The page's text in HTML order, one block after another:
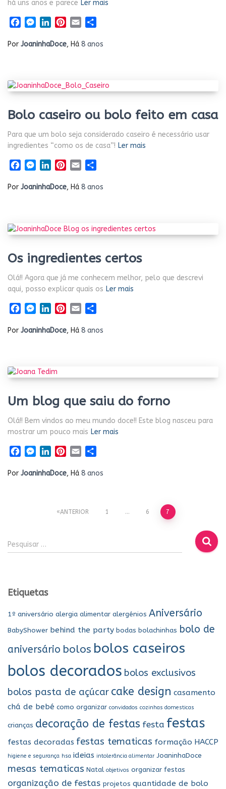
há uns anos e parece Ler mais
Facebook
Messenger
LinkedInPinterest
Email
Por JoaninhaDoce, Há 8 anos
Bolo caseiro ou bolo feito em casa
Para que um bolo seja considerado caseiro é necessário usar
ingredientes “como os de casa”! Ler mais
Facebook
Messenger
LinkedInPinterest
Email
Por JoaninhaDoce, Há 8 anos
Os ingredientes certos
Olá!! Agora que já me conhecem melhor, pelo que descrevi
aqui, posso explicar quais os Ler mais
Facebook
Messenger
LinkedInPinterest
Email
Por JoaninhaDoce, Há 8 anos
Um blog que saiu do forno
Olá!! Bem vindos ao meu mundo doce!! Este blog nasceu para
mostrar um pouco mais Ler mais
Facebook
Messenger
LinkedInPinterest
Email
Por JoaninhaDoce, Há 8 anos
Paginação
dos
ANTERIOR 1 … 6 7
P
e
a
r
o
Pesquisar …
Etiquetas
1º aniversário alergia alimentar alergénios Aniversário
BabyShower behind the party bodas bolachinhas bolo de
aniversário bolos bolos caseiros
bolos decorados bolos exclusivos
bolos pasta de açúcar cake design casamento
chá de bebé como organizar convidados cozinhas domesticas
crianças decoração de festas festa festas
festas decoradas festas tematicas formação HACCP
higiene e segurança hsa ideias intolerância alimentar JoaninhaDoce
mesas tematicas Natal objetivos organizar festas
organização de festas projetos quantidade de bolo